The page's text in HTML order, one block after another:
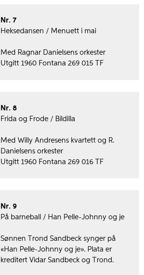
Nr. 7
Heksedansen / Menuett i mai
Med Ragnar Danielsens orkester
Utgitt 1960 Fontana 269 015 TF
Nr. 8
Frida og Frode / Bildilla
Med Willy Andresens kvartett og R.
Danielsens orkester
Utgitt 1960 Fontana 269 016 TF
Nr. 9
På barneball / Han Pelle-Johnny og je
Sønnen Trond Sandbeck synger på
«Han Pelle-Johnny og je». Plata er
kreditert Vidar Sandbeck og Trond.